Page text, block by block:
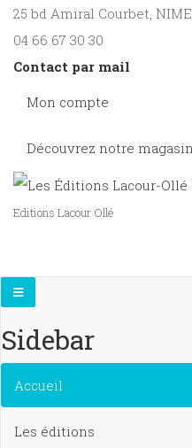
25 bd Amiral Courbet,
04 66 67 30 30
Contact par mail
Mon compte
Découvrez notre magasin
Editions Lacour Ollé
Sidebar
Accueil
Les éditions